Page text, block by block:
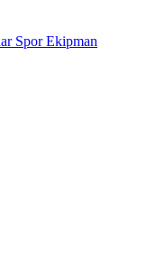
Spor Ekipman